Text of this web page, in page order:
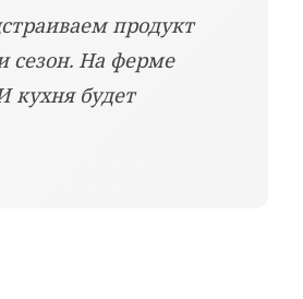
продукт
На ферме
кухня будет